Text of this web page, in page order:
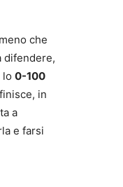
che
difendere,
lo 0-100
in
a
e farsi